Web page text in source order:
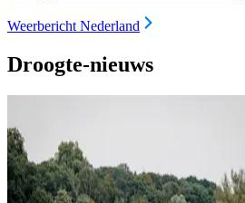
Weerbericht Nederland
Droogte-nieuws